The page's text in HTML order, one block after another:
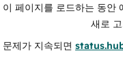
이 페이지를 로드하는 동안
새로
문제가 지속되면